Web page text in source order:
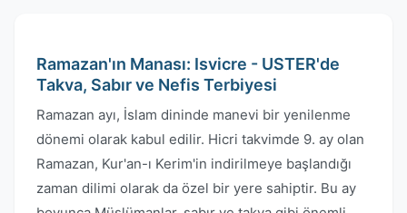
Ramazan'ın Manası: Isvicre - USTER'de
Takva, Sabır ve Nefis Terbiyesi
Ramazan ayı, İslam dininde manevi bir yenilenme
dönemi olarak kabul edilir. Hicri takvimde 9. ay olan
Ramazan, Kur'an-ı Kerim'in indirilmeye başlandığı
zaman dilimi olarak da özel bir yere sahiptir. Bu ay